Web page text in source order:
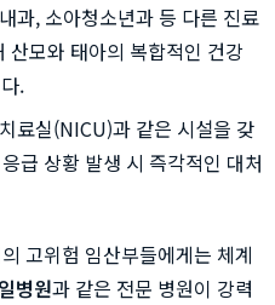
과, 소아청소년과 등 다른 진료
모와 태아의 복합적인 건강
.
료실(NICU)과 같은 시설을 갖
급 상황 발생 시 즉각적인 대처
고위험 임산부들에게는 체계
병원과 같은 전문 병원이 강력